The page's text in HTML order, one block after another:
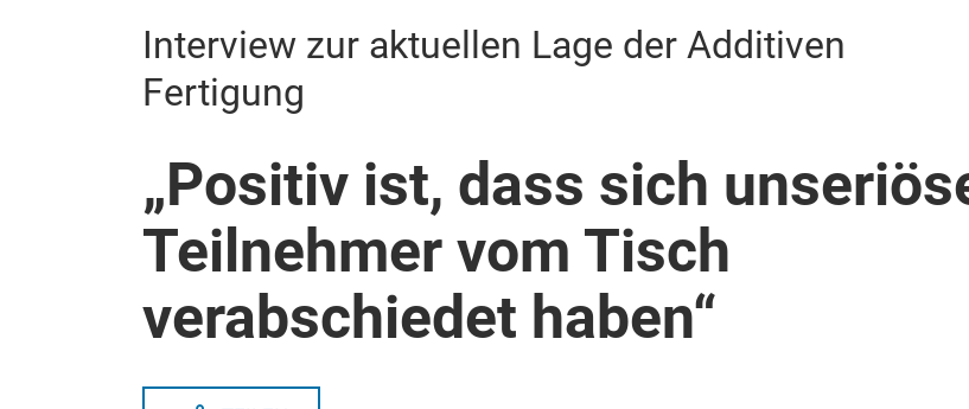
Interview zur aktuellen Lage der Additiven
Fertigung
„Positiv ist, dass sich
Teilnehmer vom Tisch
verabschiedet haben“